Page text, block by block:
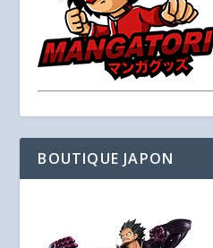
BOUTIQUE JAPON